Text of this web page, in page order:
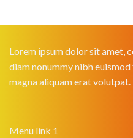
Lorem ipsum dolor sit amet,
diam nonummy nibh
magna aliquam erat volutpat.
Menu link 1